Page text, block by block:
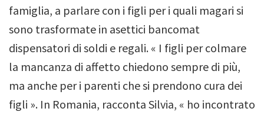
famiglia, a parlare con i figli per i quali magari si
sono trasformate in asettici bancomat
dispensatori di soldi e regali. « I figli per colmare
la mancanza di affetto chiedono sempre di più,
ma anche per i parenti che si prendono cura dei
figli ». In Romania, racconta Silvia, « ho incontrato